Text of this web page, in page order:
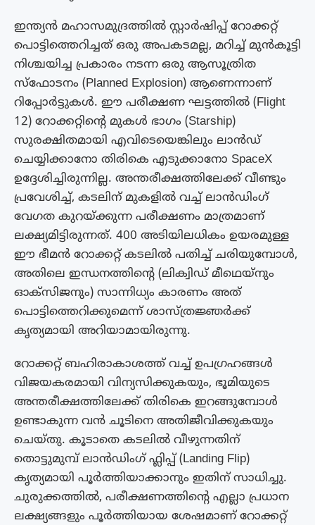
ഇന്ത്യൻ മഹാസമുദ്രത്തിൽ സ്റ്റാർഷിപ്പ് റോക്കറ്റ്
പൊട്ടിത്തെറിച്ചത് ഒരു അപകടമല്ല, മറിച്ച് മുൻകൂട്ടി
നിശ്ചയിച്ച പ്രകാരം നടന്ന ഒരു ആസൂത്രിത
സ്ഫോടനം (Planned Explosion) ആണെന്നാണ്
റിപ്പോർട്ടുകൾ. ഈ പരീക്ഷണ ഘട്ടത്തിൽ (Flight
12) റോക്കറ്റിന്റെ മുകൾ ഭാഗം (Starship)
സുരക്ഷിതമായി എവിടെയെങ്കിലും ലാൻഡ്
ചെയ്യിക്കാനോ തിരികെ എടുക്കാനോ SpaceX
ഉദ്ദേശിച്ചിരുന്നില്ല. അന്തരീക്ഷത്തിലേക്ക് വീണ്ടും
പ്രവേശിച്ച്, കടലിന് മുകളിൽ വച്ച് ലാൻഡിംഗ്
വേഗത കുറയ്ക്കുന്ന പരീക്ഷണം മാത്രമാണ്
ലക്ഷ്യമിട്ടിരുന്നത്. 400 അടിയിലധികം ഉയരമുള്ള
ഈ ഭീമൻ റോക്കറ്റ് കടലിൽ പതിച്ച് ചരിയുമ്പോൾ,
അതിലെ ഇന്ധനത്തിന്റെ (ലിക്വിഡ് മീഥെയ്നും
ഓക്സിജനും) സാന്നിധ്യം കാരണം അത്
പൊട്ടിത്തെറിക്കുമെന്ന് ശാസ്ത്രജ്ഞർക്ക്
കൃത്യമായി അറിയാമായിരുന്നു.
റോക്കറ്റ് ബഹിരാകാശത്ത് വച്ച് ഉപഗ്രഹങ്ങൾ
വിജയകരമായി വിന്യസിക്കുകയും, ഭൂമിയുടെ
അന്തരീക്ഷത്തിലേക്ക് തിരികെ ഇറങ്ങുമ്പോൾ
ഉണ്ടാകുന്ന വൻ ചൂടിനെ അതിജീവിക്കുകയും
ചെയ്തു. കൂടാതെ കടലിൽ വീഴുന്നതിന്
തൊട്ടുമുമ്പ് ലാൻഡിംഗ് ഫ്ലിപ്പ് (Landing Flip)
കൃത്യമായി പൂർത്തിയാക്കാനും ഇതിന് സാധിച്ചു.
ചുരുക്കത്തിൽ, പരീക്ഷണത്തിന്റെ എല്ലാ പ്രധാന
ലക്ഷ്യങ്ങളും പൂർത്തിയായ ശേഷമാണ് റോക്കറ്റ്